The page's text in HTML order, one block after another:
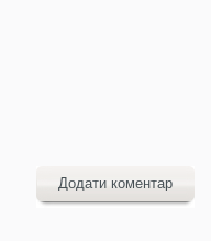
Додати коментар